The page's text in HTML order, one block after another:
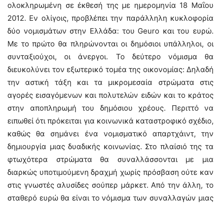
ολοκληρωμένη σε έκθεσή της με ημερομηνία 18 Μαΐου
2012. Εν ολίγοις, προβλέπει την παράλληλη κυκλοφορία
δύο νομισμάτων στην Ελλάδα: του Geuro και του ευρώ.
Με το πρώτο θα πληρώνονται οι δημόσιοι υπάλληλοι, οι
συνταξιούχοι, οι άνεργοι. Το δεύτερο νόμισμα θα
διευκολύνει τον εξωτερικό τομέα της οικονομίας: Δηλαδή
την αστική τάξη και τα μικρομεσαία στρώματα στις
αγορές εισαγόμενων και πολυτελών ειδών και το κράτος
στην αποπληρωμή του δημόσιου χρέους. Περιττό να
ειπωθεί ότι πρόκειται για κοινωνικά καταστροφικό σχέδιο,
καθώς θα σημάνει ένα νομισματικό απαρτχάιντ, την
δημιουργία μιας δυαδικής κοινωνίας. Στο πλαίσιό της τα
φτωχότερα στρώματα θα συναλλάσσονται με μια
διαρκώς υποτιμούμενη δραχμή χωρίς πρόσβαση ούτε καν
στις γνωστές αλυσίδες σούπερ μάρκετ. Από την άλλη, το
σταθερό ευρώ θα είναι το νόμισμα των συναλλαγών μιας